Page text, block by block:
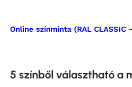
Online színminta (RAL CLASSIC
5 színből választható a